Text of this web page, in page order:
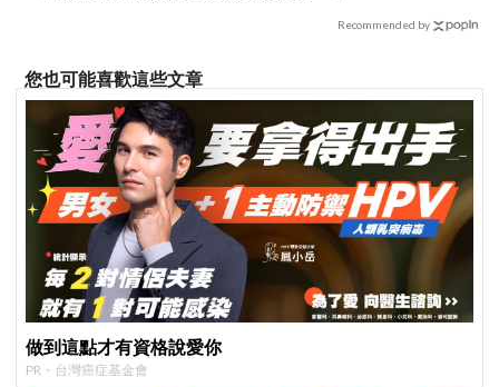
Recommended by
您也可能喜歡這些文章
做到這點才有資格說愛你
PR・台灣癌症基金會